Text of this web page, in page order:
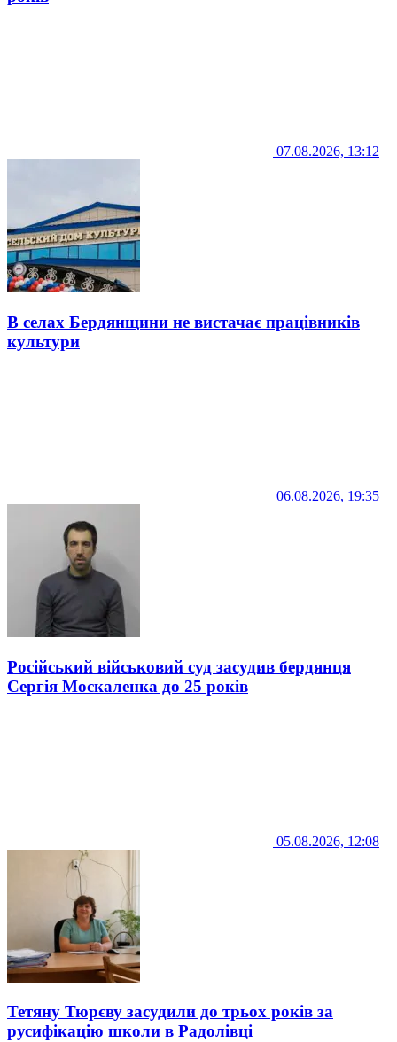
07.08.2026, 13:12
В селах Бердянщини не вистачає працівників
культури
06.08.2026, 19:35
Російський військовий суд засудив бердянця
Сергія Москаленка до 25 років
05.08.2026, 12:08
Тетяну Тюрєву засудили до трьох років за
русифікацію школи в Радолівці